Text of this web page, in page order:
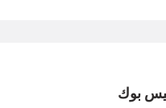
بوك